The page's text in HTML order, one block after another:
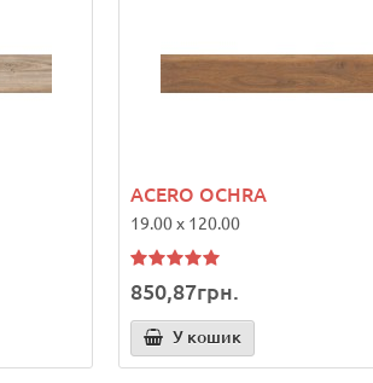
ACERO OCHRA
19.00 x 120.00
850,87грн.
У кошик